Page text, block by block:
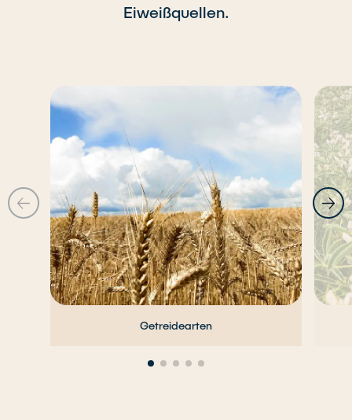
Eiweißquellen.
Getreidearten
Zurück Vor